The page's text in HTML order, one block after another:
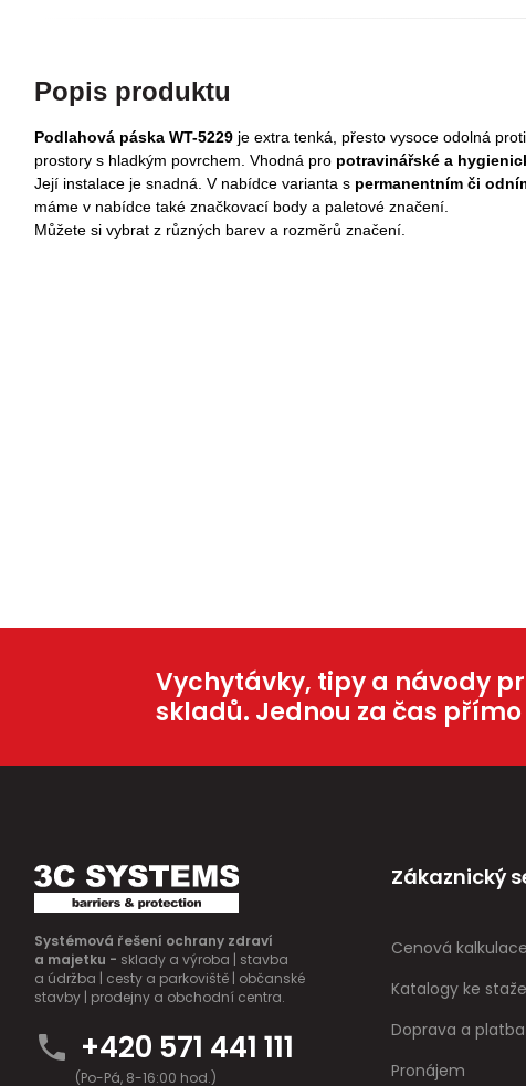
Popis produktu
Podlahová páska WT-5229 je extra tenká, přesto vysoce odolná
prostory s hladkým povrchem. Vhodná pro potravinářské a
Její instalace je snadná. V nabídce varianta s permanentním či
máme v nabídce také značkovací body a paletové značení.
Můžete si vybrat z různých barev a rozměrů značení.
Vychytávky, tipy a návody
skladů. Jednou za čas
Systémová řešení ochrany zdraví
a majetku - sklady a výroba | stavba
a údržba | cesty a parkoviště | občanské
stavby | prodejny a obchodní centra.
+420 571 441 111
(Po-Pá, 8-16:00 hod.)
Zákaznický
Cenová kalkulace
Katalogy ke
Doprava a platba
Pronájem